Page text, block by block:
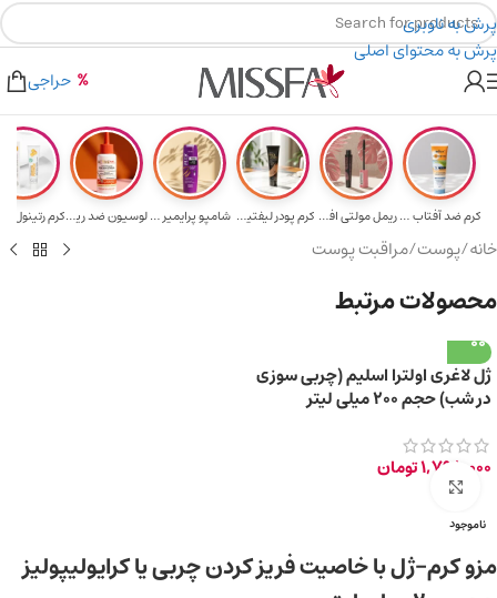
پرش به ناوبری
پرش به محتوای اصلی
۲٪ تخفیف روی سبد خرید برای روش کارت به کارت
هدیه برای خرید های بالای ۵ میلیون تومن
حراجی
کرم ضد آفتاب حا... ریمل مولتی افکت... کرم پودر لیفتین... شامپو پرایمیر پ... لوسیون ضد ریزش ...
خانه/پوست/مراقبت پوست
محصولات مرتبط
ژل لاغری اولترا اسلیم (چربی سوزی
در شب) حجم ۲۰۰ میلی لیتر
1,798,000تومان
ناموجود
برای بزرگ‌نمایی کلیک کنید
مزو کرم-ژل با خاصیت فریز کردن چربی یا کرایولیپولیز